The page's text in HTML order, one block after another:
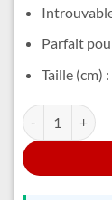
Parfait
Taille (cm)
quantité de
Alternative: